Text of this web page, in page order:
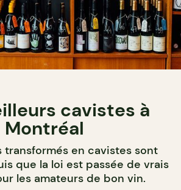
cavistes à
Montréal
transformés en cavistes sont
que la loi est passée de vrais
les amateurs de bon vin.